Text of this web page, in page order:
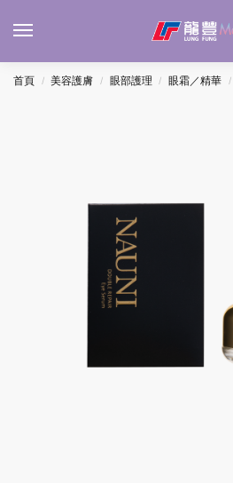
首頁 / 美容護膚 / 眼部護理 / 眼霜／精華 /